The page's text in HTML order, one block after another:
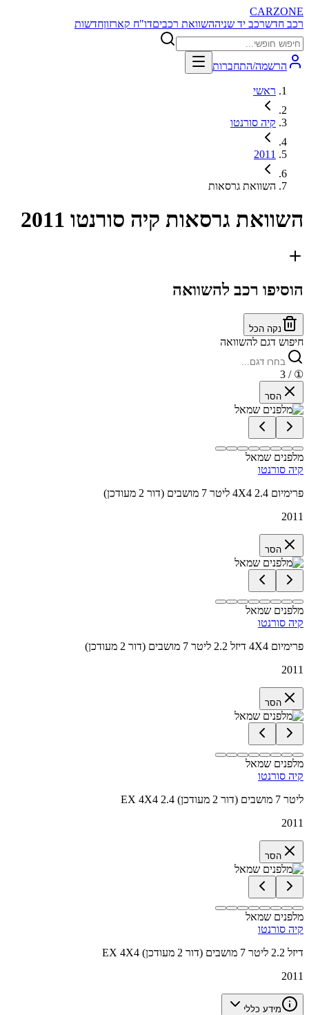
CARZONE
רכב חדשרכב יד שניההשוואת רכביםדו"ח קארזוןחדשות
הרשמה/התחברות
ראשי
קיה סורנטו
2011
השוואת גרסאות
השוואת גרסאות קיה סורנטו 2011
הוסיפו רכב להשוואה
נקה הכל
חיפוש דגם להשוואה
①
/ 3
הסר
מלפנים שמאל
קיה סורנטו
פרימיום 4X4 2.4 ליטר 7 מושבים (דור 2 מעודכן)
2011
הסר
מלפנים שמאל
קיה סורנטו
פרימיום 4X4 דיזל 2.2 ליטר 7 מושבים (דור 2 מעודכן)
2011
הסר
מלפנים שמאל
קיה סורנטו
EX 4X4 2.4 ליטר 7 מושבים (דור 2 מעודכן)
2011
הסר
מלפנים שמאל
קיה סורנטו
EX 4X4 דיזל 2.2 ליטר 7 מושבים (דור 2 מעודכן)
2011
מידע כללי